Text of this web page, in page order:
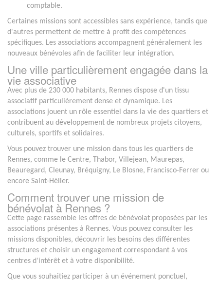
comptable.
Certaines missions sont accessibles sans expérience, tandis que
d'autres permettent de mettre à profit des compétences
spécifiques. Les associations accompagnent généralement les
nouveaux bénévoles afin de faciliter leur intégration.
Une ville particulièrement engagée dans la
vie associative
Avec plus de 230 000 habitants, Rennes dispose d'un tissu
associatif particulièrement dense et dynamique. Les
associations jouent un rôle essentiel dans la vie des quartiers et
contribuent au développement de nombreux projets citoyens,
culturels, sportifs et solidaires.
Vous pouvez trouver une mission dans tous les quartiers de
Rennes, comme le Centre, Thabor, Villejean, Maurepas,
Beauregard, Cleunay, Bréquigny, Le Blosne, Francisco-Ferrer ou
encore Saint-Hélier.
Comment trouver une mission de
bénévolat à Rennes ?
Cette page rassemble les offres de bénévolat proposées par les
associations présentes à Rennes. Vous pouvez consulter les
missions disponibles, découvrir les besoins des différentes
structures et choisir un engagement correspondant à vos
centres d'intérêt et à votre disponibilité.
Que vous souhaitiez participer à un événement ponctuel,